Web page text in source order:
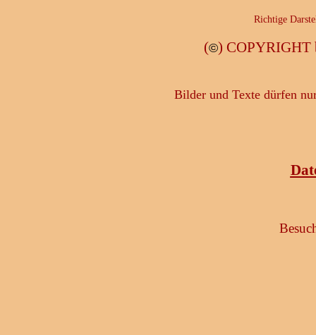
Richtige
(©) COPYRIGHT
Bilder und Texte dürfen